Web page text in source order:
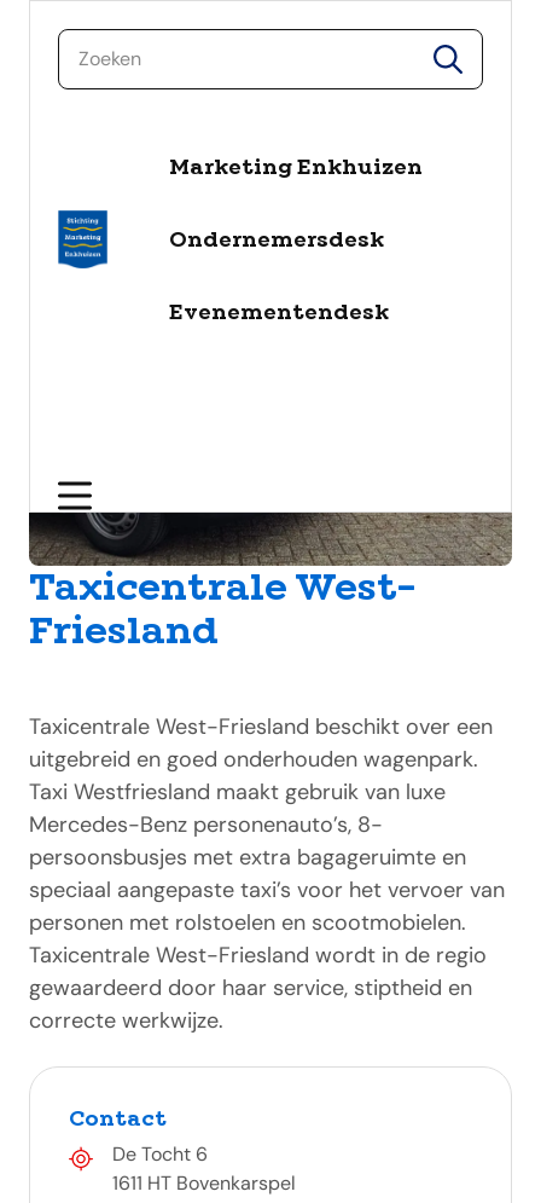
Marketing Enkhuizen
Ondernemersdesk
Evenementendesk
zoeken
zoeken
Taxicentrale West-
Friesland
Taxicentrale West-Friesland beschikt over een
uitgebreid en goed onderhouden wagenpark.
Taxi Westfriesland maakt gebruik van luxe
Mercedes-Benz personenauto’s, 8-
persoonsbusjes met extra bagageruimte en
speciaal aangepaste taxi’s voor het vervoer van
personen met rolstoelen en scootmobielen.
Taxicentrale West-Friesland wordt in de regio
gewaardeerd door haar service, stiptheid en
correcte werkwijze.
Contact
De Tocht 6
1611 HT Bovenkarspel